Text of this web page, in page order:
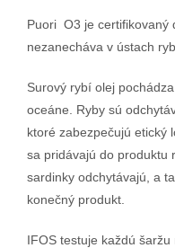
Puori O3 je certifikovaný
nezanecháva v ústach
Surový rybí olej
oceáne. Ryby sú
ktoré zabezpečujú etický
sa pridávajú do produktu
sardinky odchytávajú, a
konečný produkt.
IFOS testuje každú